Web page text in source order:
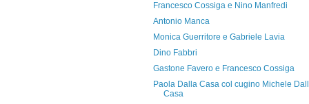
Francesco Cossiga e Nino Manfredi
Antonio Manca
Monica Guerritore e Gabriele Lavia
Dino Fabbri
Gastone Favero e Francesco Cossiga
Paola Dalla Casa col cugino Michele
Casa